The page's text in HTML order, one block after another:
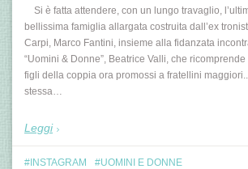
Si è fatta attendere, con un lungo travaglio,
bellissima famiglia allargata costruita dall’ex
Carpi, Marco Fantini, insieme alla fidanzata
“Uomini & Donne”, Beatrice Valli, che
figli della coppia ora promossi a fratellini
stessa…
Leggi
INSTAGRAM
UOMINI E DONNE